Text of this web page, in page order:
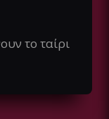
το ταίρι